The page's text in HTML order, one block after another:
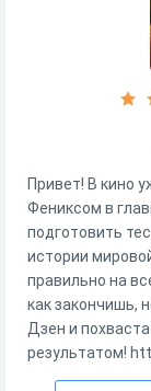
Привет! В кино
Фениксом в
подготовить
истории
правильно на
как закончишь,
Дзен и
результатом!